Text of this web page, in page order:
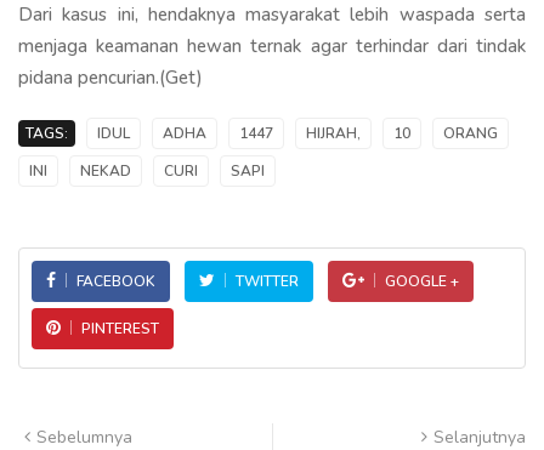
Dari kasus ini, hendaknya masyarakat lebih waspada serta
menjaga keamanan hewan ternak agar terhindar dari tindak
pidana pencurian.(Get)
TAGS: IDUL ADHA 1447 HIJRAH, 10
ORANG
INI
NEKAD CURI SAPI
FACEBOOK TWITTER GOOGLE +
PINTEREST
Sebelumnya Selanjutnya